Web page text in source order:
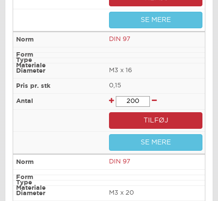
SE MERE
DIN 97
M3 x 16
0,15
TILFØJ
SE MERE
DIN 97
M3 x 20